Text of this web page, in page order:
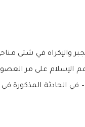
في شتى مناحي
على مر العصور
في الحادثة